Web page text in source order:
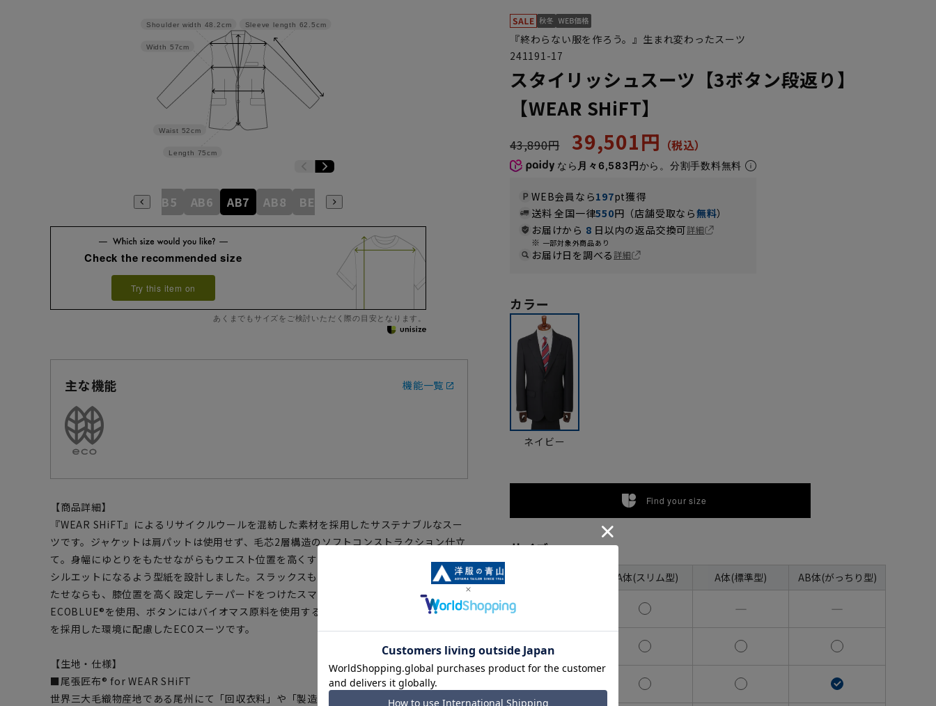
Sleeve length 62.5cm
Length 75cm
Waist 52cm
Width 57cm
Shoulder width 48.2cm
AB4 AB5 AB6 AB7 AB8 BE3 BE4 YA4 YA5 YA6 YA7
Check the recommended size
Try this item on
あくまでもサイズをご検討いただく際の目安となります。
主な機能 機能一覧
【商品詳細】
『WEAR SHiFT』によるリサイクルウールを混紡した素材を採用したサステナブルなスー
ツです。ジャケットは肩パットは使用せず、毛芯2層構造のソフトコンストラクション仕立
て。身幅にゆとりをもたせながらもウエスト位置を高くすることで、視覚的にスマートな
シルエットになるよう型紙を設計しました。スラックスも同様にワンタックでゆとりをも
たせならも、膝位置を高く設定しテーパードをつけたスマートなシルエットに。裏地には
ECOBLUE®を使用、ボタンにはバイオマス原料を使用するなど付属にもサステナブル原料
を採用した環境に配慮したECOスーツです。
【生地・仕様】
■尾張匠布® for WEAR SHiFT
世界三大毛織物産地である尾州にて「回収衣料」や「製造過程で発生する裁断布」をリサ
『終わらない服を作ろう。』生まれ変わったスーツ
241191-17
スタイリッシュスーツ【3ボタン段返り】
【WEAR SHiFT】
43,890円 39,501円
なら 月々6,583円から。分割手数料無料
WEB会員なら197pt獲得
送料 全国一律550円（店舗受取なら無料）
お届けから 8 日以内の返品交換可詳細
一部対象外商品あり
お届け日を調べる詳細
カラー
ネイビー
Find your size
サイズ
YA体(スリム型) A体(標準型) AB体(がっちり型)
― ―
4号(165cm)